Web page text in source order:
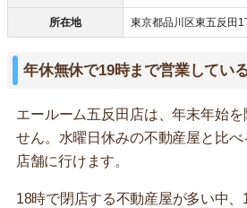
所在地 東京都品川区東五反田
年休無休で19時まで営業してい
エールーム五反田店は、年末年始を
せん。水曜日休みの不動産屋と比
店舗に行けます。
18時で閉店する不動産屋が多い中